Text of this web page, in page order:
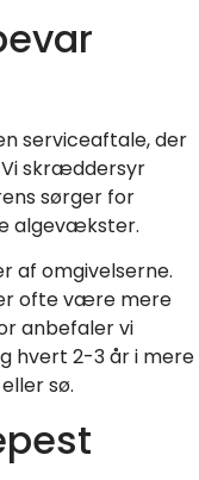
serviceaftale, der
skræddersyr
sørger for
algevækster.
af omgivelserne.
ofte være mere
anbefaler vi
hvert 2-3 år i mere
sø.